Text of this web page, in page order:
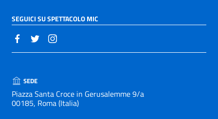
SEGUICI SU SPETTACOLO MIC
SEDE
Piazza Santa Croce in Gerusalemme 9/a
00185, Roma (Italia)